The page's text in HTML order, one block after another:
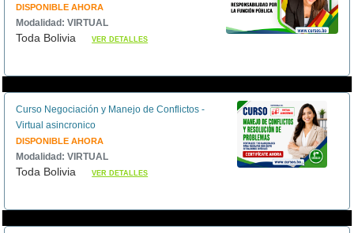
DISPONIBLE AHORA
Modalidad: VIRTUAL
Toda BoliviaVER DETALLES
Curso Negociación y Manejo de Conflictos -
Virtual asincronico
DISPONIBLE AHORA
Modalidad: VIRTUAL
Toda BoliviaVER DETALLES